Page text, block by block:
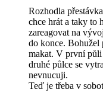
Rozhodla
chce hrát a taky to
zareagovat na
do konce. Bohužel
makat. V první
druhé půlce se
nevnucuji.
Teď je třeba v